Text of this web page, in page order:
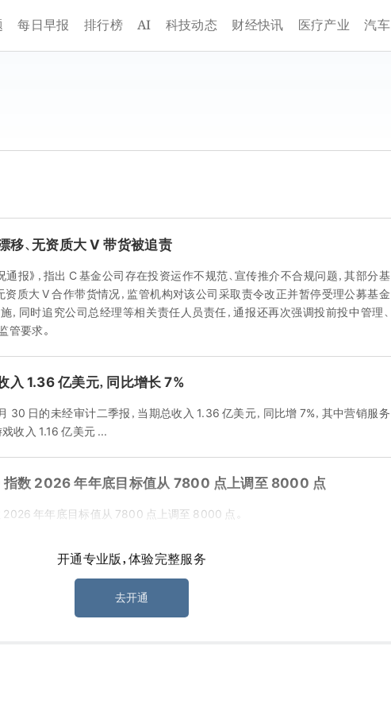
每日早报 排行榜 AI 科技动态 财经快讯 医疗产业 汽车
移、无资质大 V 带货被追责
通报》，指出 C 基金公司存在投资运作不规范、宣传推介不合规问题，其部分基
资质大 V 合作带货情况，监管机构对该公司采取责令改正并暂停受理公募基金
，同时追究公司总经理等相关责任人员责任，通报还再次强调投前投中管理、
管要求。
1.36 亿美元，同比增长 7%
30 日的未经审计二季报，当期总收入 1.36 亿美元，同比增 7%，其中营销服务
收入 1.16 亿美元 ...
指数 2026 年年底目标值从 7800 点上调至 8000 点
年年底目标值从 7800 点上调至 8000 点。
着手制定代币化黄金框架
币化黄金监管框架，以此推动金融市场数字化并维护伦敦全球黄金交易中心地
开通专业版，体验完整服务
去开通